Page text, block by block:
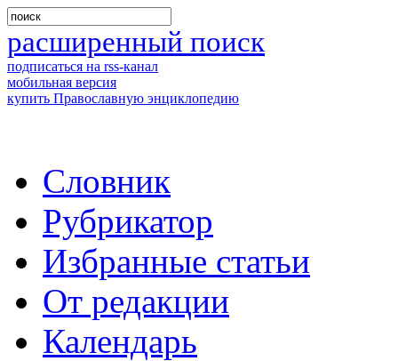
расширенный поиск
подписаться на rss-канал
мобильная версия
купить Православную энциклопедию
Словник
Рубрикатор
Избранные статьи
От редакции
Календарь